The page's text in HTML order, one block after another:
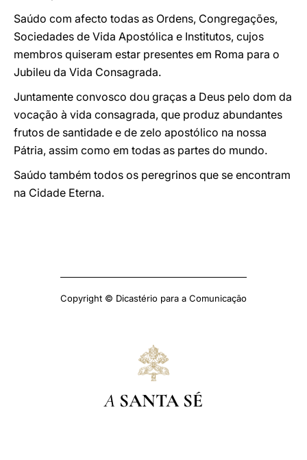
Saúdo com afecto todas as Ordens, Congregações,
Sociedades de Vida Apostólica e Institutos, cujos
membros quiseram estar presentes em Roma para o
Jubileu da Vida Consagrada.
Juntamente convosco dou graças a Deus pelo dom da
vocação à vida consagrada, que produz abundantes
frutos de santidade e de zelo apostólico na nossa
Pátria, assim como em todas as partes do mundo.
Saúdo também todos os peregrinos que se encontram
na Cidade Eterna.
Copyright © Dicastério para a Comunicação
A SANTA SÉ